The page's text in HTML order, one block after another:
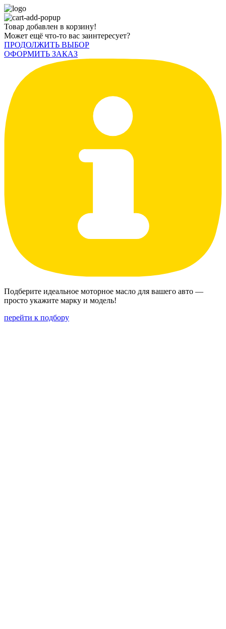
Товар добавлен в корзину!
Может ещё что-то вас заинтересует?
ПРОДОЛЖИТЬ ВЫБОР
ОФОРМИТЬ ЗАКАЗ
Подберите идеальное моторное масло для вашего авто —
просто укажите марку и модель!
перейти к подбору